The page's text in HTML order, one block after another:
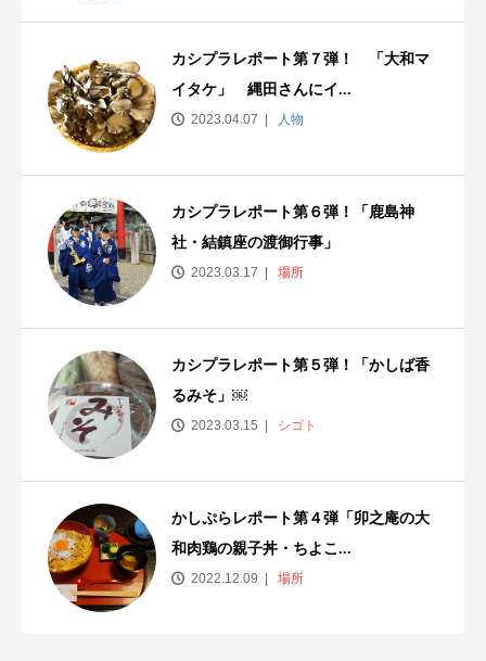
カシプラレポート第７弾！ 「大和マ
イタケ」 縄田さんにイ...
2023.04.07 人物
カシプラレポート第６弾！「鹿島神
社・結鎮座の渡御行事」
2023.03.17 場所
カシプラレポート第５弾！「かしば香
るみそ」￼
2023.03.15 シゴト
かしぷらレポート第４弾「卯之庵の大
和肉鶏の親子丼・ちよこ...
2022.12.09 場所